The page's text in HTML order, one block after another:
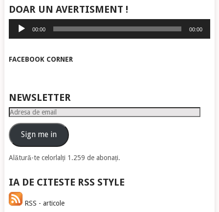
DOAR UN AVERTISMENT !
Player
audio
00:00 00:00
FACEBOOK CORNER
NEWSLETTER
Adresa
emailSign me in
Alătură-te celorlalți 1.259 de abonați.
IA DE CITESTE RSS STYLE
RSS - articole